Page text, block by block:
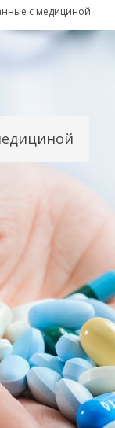
с медициной